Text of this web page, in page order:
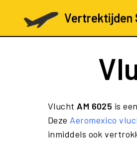
Vertrektijden
Vlucht AM 6025 is
Deze Aeromexico
inmiddels ook